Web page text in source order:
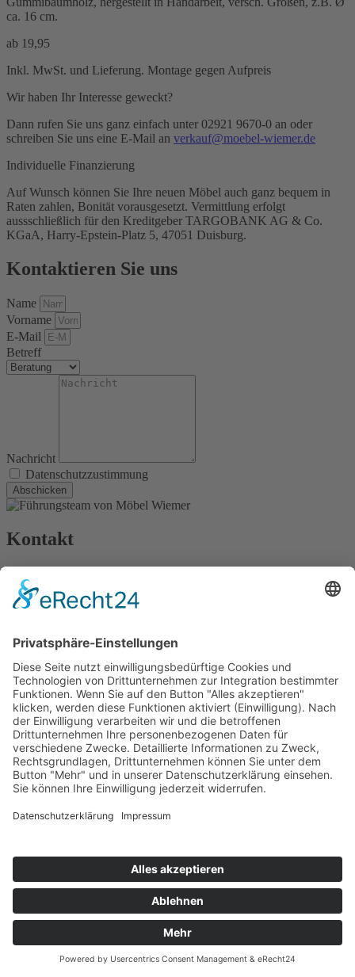
ca. 16 cm.
ab 19,95
Inkl. MwSt. und Lieferung. Montage gegen Aufpreis
Wir haben Ihr Interesse geweckt?
Dann rufen Sie uns ganz einfach unter 02921 9670-0 an oder
schreiben Sie uns eine E-Mail an verkauf@moebel-wiemer.de
Individuelle Finanzierung
Auf Wunsch können Sie Ihre neuen Möbel auch ganz bequem in
Raten zahlen, Bonität vorausgesetzt. Vermittlung erfolgt
aussschließlich für den Kreditgeber TARGOBANK AG & Co.
KGaA, Harry-Epstein-Platz 5, 47051 Duisburg.
Kontaktieren Sie uns
Name
Vorname
E-Mail
Betreff
Nachricht
Datenschutzzustimmung
Abschicken
Kontakt
Martin-Opitz-Straße 2
59494 Soest
02921 9670-0
Telefax:02921 77011
E-Mail:info@moebel-wiemer.de
Öffnungszeiten
Das Unternehmen
Geschichte
Karriere